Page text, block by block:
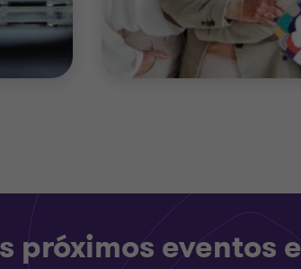
próximos eventos e